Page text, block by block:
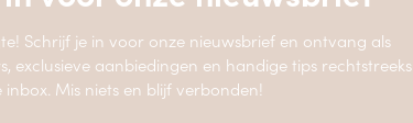
Schrijf je in voor onze nieuwsbrief en ontvang als
exclusieve aanbiedingen en handige tips rechtstreeks
inbox. Mis niets en blijf verbonden!